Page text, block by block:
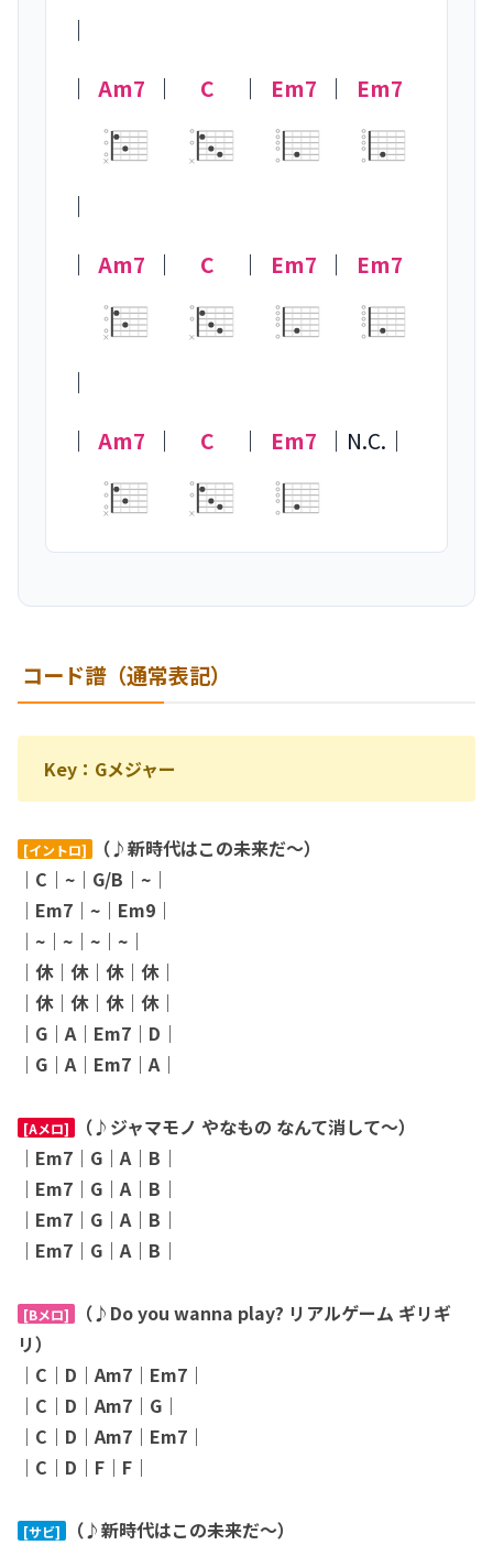
｜
｜
Am7
×
｜ C
×
｜ Em7 ｜ Em7
｜
｜
Am7
×
｜ C
×
｜ Em7 ｜ Em7
｜
｜
Am7
×
｜ C
×
｜ Em7 ｜ N.C. ｜
コード譜（通常表記）
Key：Gメジャー
[イントロ]
（♪新時代はこの未来だ〜）
｜C｜~｜G/B｜~｜
｜ Em7｜~｜Em9｜
｜ ~｜~｜~｜~｜
｜休｜休｜休｜休｜
｜休｜休｜休｜休｜
｜G｜A｜Em7｜D｜
｜G｜A｜Em7｜A｜
[Aメロ]
（♪ジャマモノ やなもの なんて消して〜）
｜Em7｜G｜A｜B｜
｜Em7｜G｜A｜B｜
｜Em7｜G｜A｜B｜
｜Em7｜G｜A｜B｜
[Bメロ]
（♪Do you wanna play? リアルゲーム ギリギ
リ）
｜C｜D｜Am7｜Em7｜
｜C｜D｜Am7｜G｜
｜C｜D｜Am7｜Em7｜
｜C｜D｜F｜F｜
[サビ]
（♪新時代はこの未来だ〜）